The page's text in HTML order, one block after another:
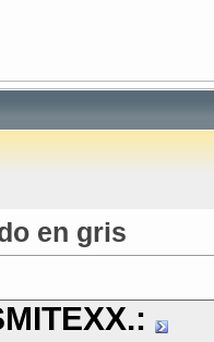
en gris